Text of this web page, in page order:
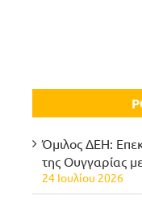
Όμιλος ΔΕΗ:
της Ουγγαρίας
24 Ιουλίου 2026